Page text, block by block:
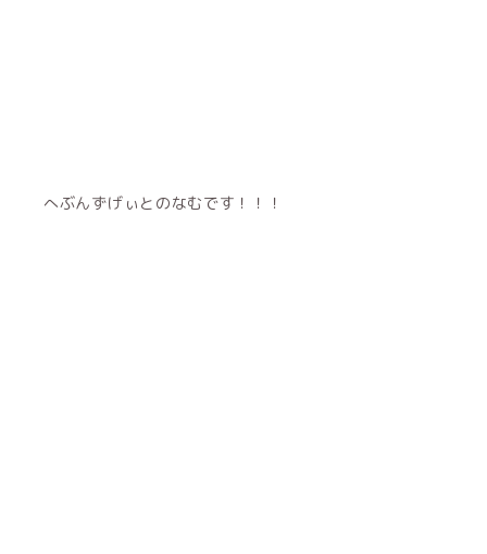
へぶんずげぃとのなむです！！！